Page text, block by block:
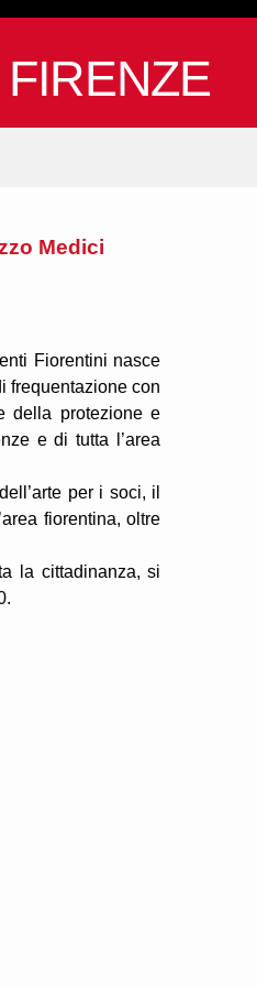
Medici
Fiorentini nasce
frequentazione con
della protezione e
e di tutta l’area
per i soci, il
fiorentina, oltre
la cittadinanza, si